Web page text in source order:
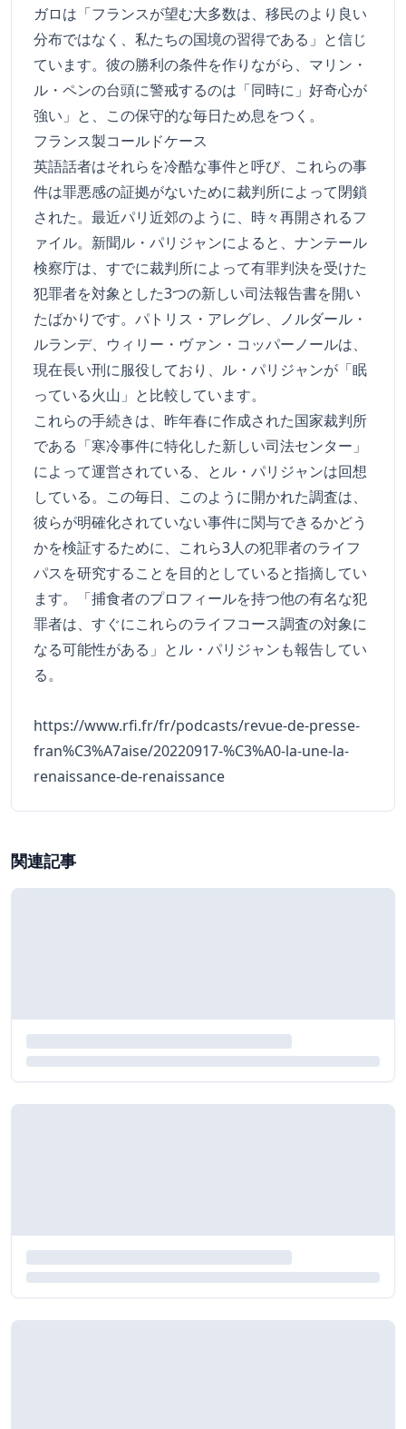
ガロは「フランスが望む大多数は、移民のより良い
分布ではなく、私たちの国境の習得である」と信じ
ています。彼の勝利の条件を作りながら、マリン・
ル・ペンの台頭に警戒するのは「同時に」好奇心が
強い」と、この保守的な毎日ため息をつく。
フランス製コールドケース
英語話者はそれらを冷酷な事件と呼び、これらの事
件は罪悪感の証拠がないために裁判所によって閉鎖
された。最近パリ近郊のように、時々再開されるフ
ァイル。新聞ル・パリジャンによると、ナンテール
検察庁は、すでに裁判所によって有罪判決を受けた
犯罪者を対象とした3つの新しい司法報告書を開い
たばかりです。パトリス・アレグレ、ノルダール・
ルランデ、ウィリー・ヴァン・コッパーノールは、
現在長い刑に服役しており、ル・パリジャンが「眠
っている火山」と比較しています。
これらの手続きは、昨年春に作成された国家裁判所
である「寒冷事件に特化した新しい司法センター」
によって運営されている、とル・パリジャンは回想
している。この毎日、このように開かれた調査は、
彼らが明確化されていない事件に関与できるかどう
かを検証するために、これら3人の犯罪者のライフ
パスを研究することを目的としていると指摘してい
ます。「捕食者のプロフィールを持つ他の有名な犯
罪者は、すぐにこれらのライフコース調査の対象に
なる可能性がある」とル・パリジャンも報告してい
る。
https://www.rfi.fr/fr/podcasts/revue-de-presse-
fran%C3%A7aise/20220917-%C3%A0-la-une-la-
renaissance-de-renaissance
関連記事